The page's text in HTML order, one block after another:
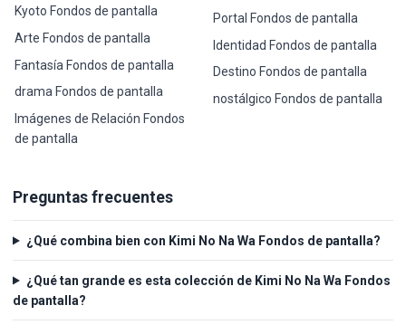
Kyoto Fondos de pantalla
Arte Fondos de pantalla
Fantasía Fondos de pantalla
drama Fondos de pantalla
Imágenes de Relación Fondos
de pantalla
Portal Fondos de pantalla
Identidad Fondos de pantalla
Destino Fondos de pantalla
nostálgico Fondos de pantalla
Preguntas frecuentes
¿Qué combina bien con Kimi No Na Wa Fondos de pantalla?
¿Qué tan grande es esta colección de Kimi No Na Wa Fondos
de pantalla?